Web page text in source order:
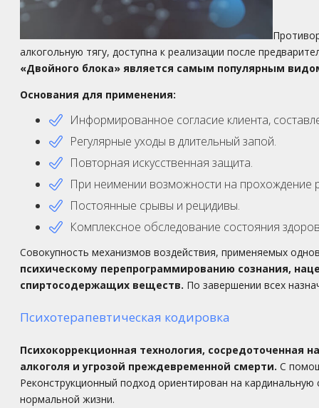
алкогольную тягу, доступна к реализации после
«Двойного блока» является самым популярным
Основания для применения:
Информированное согласие клиента,
Регулярные уходы в длительный запой.
Повторная искусственная защита.
При неимении возможности на прохождение
Постоянные срывы и рецидивы.
Комплексное обследование состояния
Совокупность механизмов воздействия, применяемых
психическому перепрограммированию сознания,
спиртосодержащих веществ. По завершении всех
Психотерапевтическая кодировка
Психокоррекционная технология,
алкоголя и угрозой преждевременной смерти. С
Реконструкционный подход ориентирован на
нормальной жизни.